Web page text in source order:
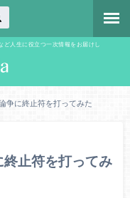
人生に役立つ一次情報をお届けし
争に終止符を打ってみた
止符を打ってみ